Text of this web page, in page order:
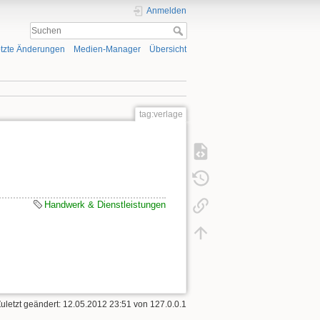
Anmelden
Änderungen Medien-Manager Übersicht
tag:verlage
Handwerk & Dienstleistungen
geändert: 12.05.2012 23:51 von 127.0.0.1